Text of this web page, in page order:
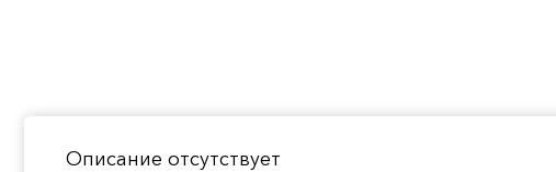
Описание отсутствует